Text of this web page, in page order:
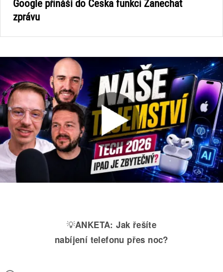
Google přináší do Česka funkci Zanechat
zprávu
💡ANKETA: Jak řešíte
nabíjení telefonu přes noc?